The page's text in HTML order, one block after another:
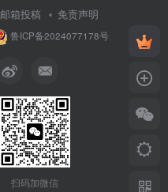
邮箱投稿 免责声明
鲁ICP备2024077178号
扫码加微信